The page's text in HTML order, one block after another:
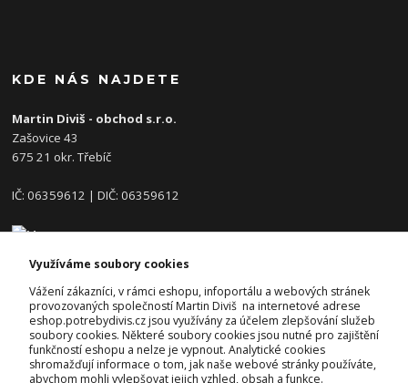
KDE NÁS NAJDETE
Martin Diviš - obchod s.r.o.
Zašovice 43
675 21 okr. Třebíč
IČ: 06359612 | DIČ: 06359612
KONTAKTY
Josef Diviš
+420 728 382 742
(Po-Pá, 7-17hod.)
Využíváme soubory cookies
Vážení zákazníci, v rámci eshopu, infoportálu a webových stránek
provozovaných společností Martin Diviš na internetové adrese
eshop.potrebydivis.cz jsou využívány za účelem zlepšování služeb
soubory cookies. Některé soubory cookies jsou nutné pro zajištění
funkčností eshopu a nelze je vypnout. Analytické cookies
shromažďují informace o tom, jak naše webové stránky používáte,
abychom mohli vylepšovat jejich vzhled, obsah a funkce.